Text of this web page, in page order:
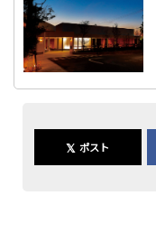
𝕏 ポスト